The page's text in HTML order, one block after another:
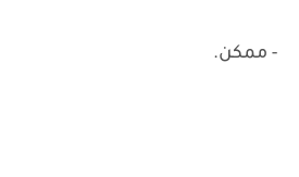
- ممكن.